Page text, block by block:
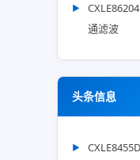
通滤波
头条信息